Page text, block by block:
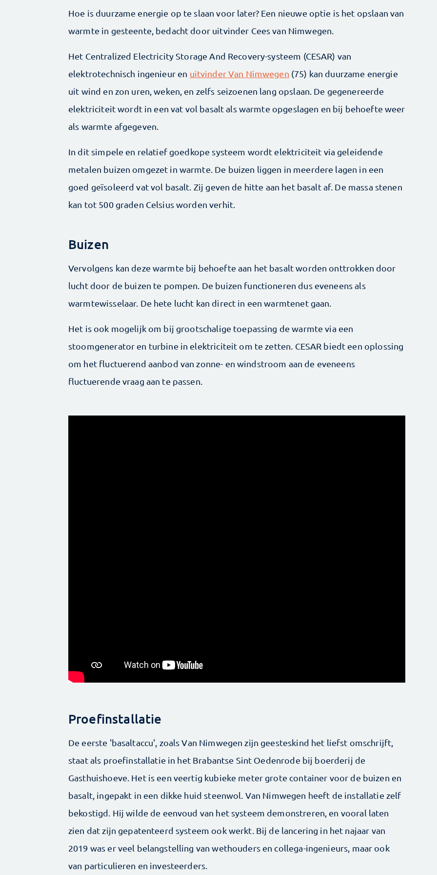
Hoe is duurzame energie op te slaan voor later? Een nieuwe optie is het opslaan van
warmte in gesteente, bedacht door uitvinder Cees van Nimwegen.
Het Centralized Electricity Storage And Recovery-systeem (CESAR) van
elektrotechnisch ingenieur en uitvinder Van Nimwegen (75) kan duurzame energie
uit wind en zon uren, weken, en zelfs seizoenen lang opslaan. De gegenereerde
elektriciteit wordt in een vat vol basalt als warmte opgeslagen en bij behoefte weer
als warmte afgegeven.
In dit simpele en relatief goedkope systeem wordt elektriciteit via geleidende
metalen buizen omgezet in warmte. De buizen liggen in meerdere lagen in een
goed geïsoleerd vat vol basalt. Zij geven de hitte aan het basalt af. De massa stenen
kan tot 500 graden Celsius worden verhit.
Buizen
Vervolgens kan deze warmte bij behoefte aan het basalt worden onttrokken door
lucht door de buizen te pompen. De buizen functioneren dus eveneens als
warmtewisselaar. De hete lucht kan direct in een warmtenet gaan.
Het is ook mogelijk om bij grootschalige toepassing de warmte via een
stoomgenerator en turbine in elektriciteit om te zetten. CESAR biedt een oplossing
om het fluctuerend aanbod van zonne- en windstroom aan de eveneens
fluctuerende vraag aan te passen.
Proefinstallatie
De eerste 'basaltaccu', zoals Van Nimwegen zijn geesteskind het liefst omschrijft,
staat als proefinstallatie in het Brabantse Sint Oedenrode bij boerderij de
Gasthuishoeve. Het is een veertig kubieke meter grote container voor de buizen en
basalt, ingepakt in een dikke huid steenwol. Van Nimwegen heeft de installatie zelf
bekostigd. Hij wilde de eenvoud van het systeem demonstreren, en vooral laten
zien dat zijn gepatenteerd systeem ook werkt. Bij de lancering in het najaar van
2019 was er veel belangstelling van wethouders en collega-ingenieurs, maar ook
van particulieren en investeerders.